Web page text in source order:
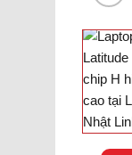
29
Laptop
phổ cập
Có17
Laptop
Yêu Cầu
32